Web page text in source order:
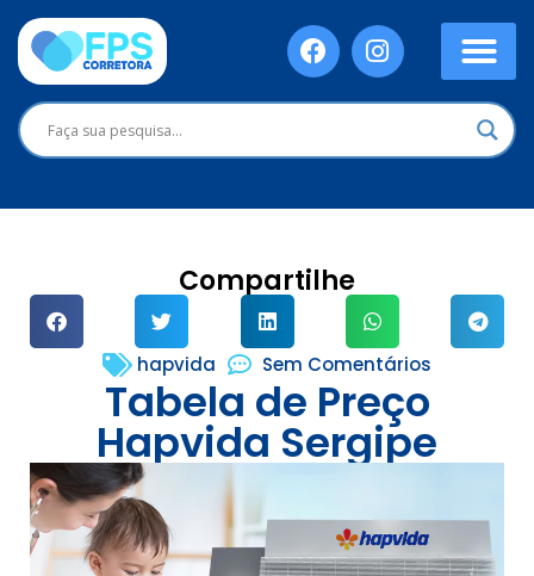
Compartilhe
hapvida Sem Comentários
Tabela de Preço
Hapvida Sergipe